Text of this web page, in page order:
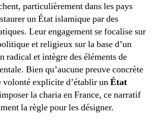
particulièrement dans les pays
un État islamique par des
Leur engagement se focalise sur
et religieux sur la base d’un
radical et intègre des éléments de
Bien qu’aucune preuve concrète
volonté explicite d’établir unÉtat
la charia en France, ce narratif
la règle pour les désigner.